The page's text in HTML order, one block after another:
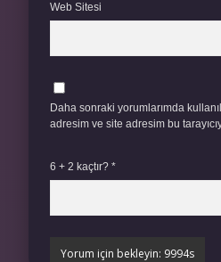
Web Sitesi
Daha sonraki yorumlarımda
adresim ve site adresim bu
6 + 2 kaçtır? *